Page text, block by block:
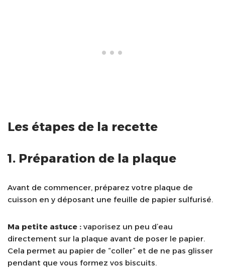
Les étapes de la recette
1. Préparation de la plaque
Avant de commencer, préparez votre plaque de
cuisson en y déposant une feuille de papier sulfurisé.
Ma petite astuce : vaporisez un peu d’eau
directement sur la plaque avant de poser le papier.
Cela permet au papier de “coller” et de ne pas glisser
pendant que vous formez vos biscuits.